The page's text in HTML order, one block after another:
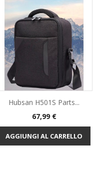
Hubsan H501S Parts...
Prezzo
67,99 €
AGGIUNGI AL CARRELLO